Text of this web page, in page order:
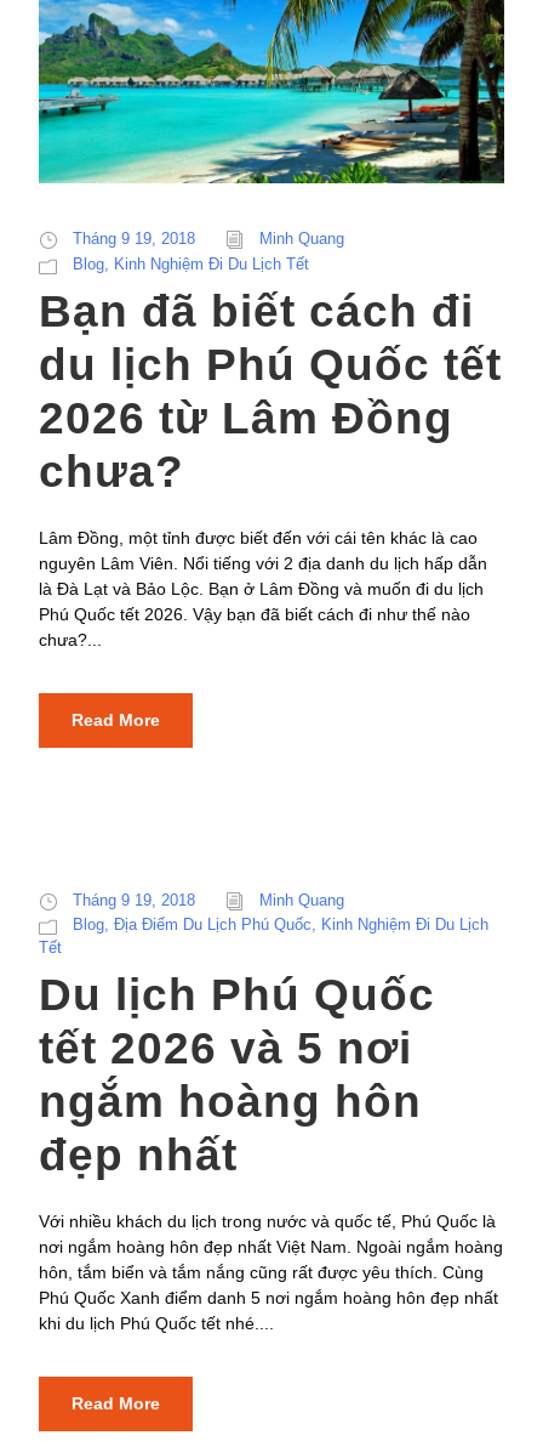
Tháng 9 19, 2018
Minh Quang
Blog, Kinh Nghiệm Đi Du Lịch Tết
Bạn đã biết cách đi
du lịch Phú Quốc tết
2026 từ Lâm Đồng
chưa?
Lâm Đồng, một tỉnh được biết đến với cái tên khác là cao
nguyên Lâm Viên. Nổi tiếng với 2 địa danh du lịch hấp dẫn
là Đà Lạt và Bảo Lộc. Bạn ở Lâm Đồng và muốn đi du lịch
Phú Quốc tết 2026. Vậy bạn đã biết cách đi như thế nào
chưa?...
Read More
Tháng 9 19, 2018
Minh Quang
Blog, Địa Điểm Du Lịch Phú Quốc, Kinh Nghiệm Đi Du Lịch
Tết
Du lịch Phú Quốc
tết 2026 và 5 nơi
ngắm hoàng hôn
đẹp nhất
Với nhiều khách du lịch trong nước và quốc tế, Phú Quốc là
nơi ngắm hoàng hôn đẹp nhất Việt Nam. Ngoài ngắm hoàng
hôn, tắm biển và tắm nắng cũng rất được yêu thích. Cùng
Phú Quốc Xanh điểm danh 5 nơi ngắm hoàng hôn đẹp nhất
khi du lịch Phú Quốc tết nhé....
Read More